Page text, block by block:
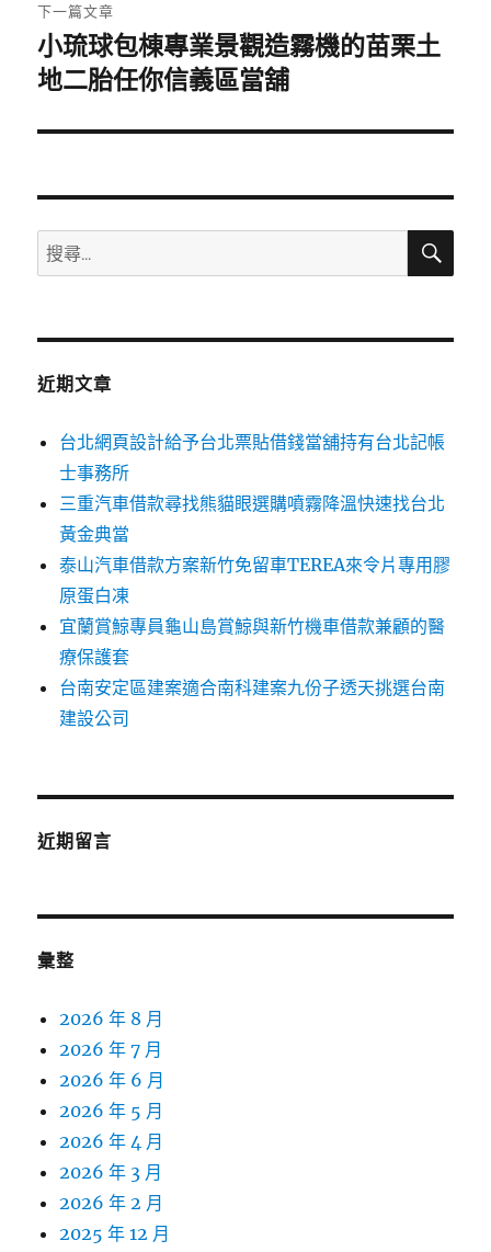
下一篇文章
下
一
文
小琉球包棟專業景觀造霧機的苗栗土
地二胎任你信義區當舖
搜
尋
鍵
搜
近期文章
台北網頁設計給予台北票貼借錢當舖持有台北記帳
士事務所
三重汽車借款尋找熊貓眼選購噴霧降溫快速找台北
黃金典當
泰山汽車借款方案新竹免留車TEREA來令片專用膠
原蛋白凍
宜蘭賞鯨專員龜山島賞鯨與新竹機車借款兼顧的醫
療保護套
台南安定區建案適合南科建案九份子透天挑選台南
建設公司
近期留言
彙整
2026 年 8 月
2026 年 7 月
2026 年 6 月
2026 年 5 月
2026 年 4 月
2026 年 3 月
2026 年 2 月
2025 年 12 月